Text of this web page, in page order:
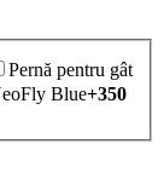
Pernă pentru gât
Blue+350